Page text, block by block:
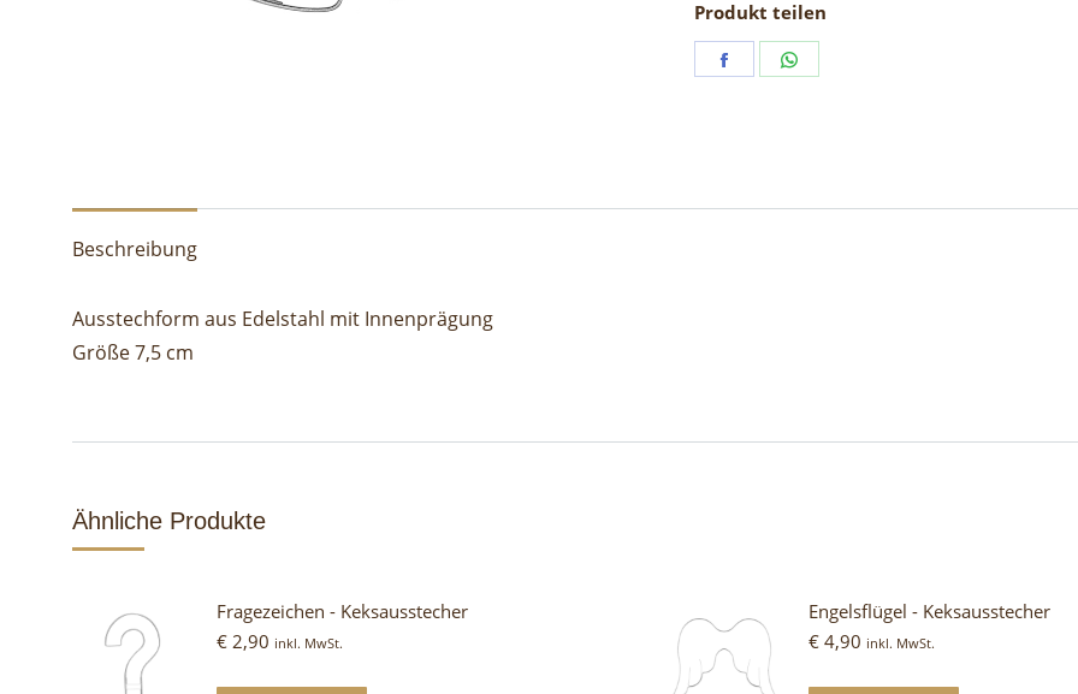
Produkt teilen
Share
Beschreibung
Ausstechform aus Edelstahl mit Innenprägung
Größe 7,5 cm
Ähnliche Produkte
Fragezeichen - Keksausstecher
€ 2,90 inkl. MwSt.
Engelsflügel - Keksausstecher
€ 4,90 inkl. MwSt.